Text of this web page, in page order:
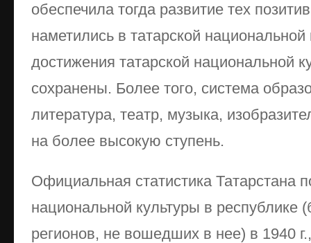
обеспечила тогда развитие тех
наметились в татарской национальной
достижения татарской национальной
сохранены. Более того, система
литература, театр, музыка,
на более высокую ступень.
Официальная статистика Татарстана
национальной культуры в республике
регионов, не вошедших в нее) в 1940